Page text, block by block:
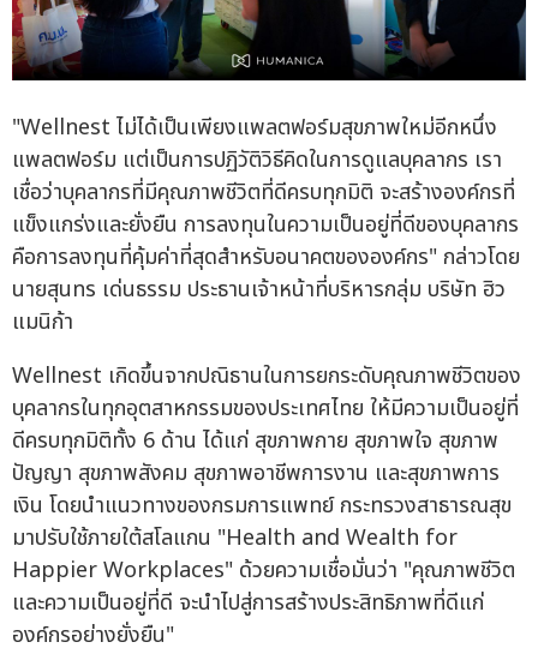
"Wellnest ไม่ได้เป็นเพียงแพลตฟอร์มสุขภาพใหม่อีกหนึ่ง
แพลตฟอร์ม แต่เป็นการปฏิวัติวิธีคิดในการดูแลบุคลากร เรา
เชื่อว่าบุคลากรที่มีคุณภาพชีวิตที่ดีครบทุกมิติ จะสร้างองค์กรที่
แข็งแกร่งและยั่งยืน การลงทุนในความเป็นอยู่ที่ดีของบุคลากร
คือการลงทุนที่คุ้มค่าที่สุดสำหรับอนาคตขององค์กร" กล่าวโดย
นายสุนทร เด่นธรรม ประธานเจ้าหน้าที่บริหารกลุ่ม บริษัท ฮิว
แมนิก้า
Wellnest เกิดขึ้นจากปณิธานในการยกระดับคุณภาพชีวิตของ
บุคลากรในทุกอุตสาหกรรมของประเทศไทย ให้มีความเป็นอยู่ที่
ดีครบทุกมิติทั้ง 6 ด้าน ได้แก่ สุขภาพกาย สุขภาพใจ สุขภาพ
ปัญญา สุขภาพสังคม สุขภาพอาชีพการงาน และสุขภาพการ
เงิน โดยนำแนวทางของกรมการแพทย์ กระทรวงสาธารณสุข
มาปรับใช้ภายใต้สโลแกน "Health and Wealth for
Happier Workplaces" ด้วยความเชื่อมั่นว่า "คุณภาพชีวิต
และความเป็นอยู่ที่ดี จะนำไปสู่การสร้างประสิทธิภาพที่ดีแก่
องค์กรอย่างยั่งยืน"